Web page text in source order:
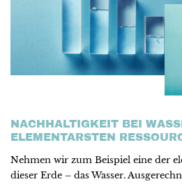
NACHHALTIGKEIT BEI
ELEMENTARSTEN
Nehmen wir zum Beispiel eine der
dieser Erde – das Wasser.